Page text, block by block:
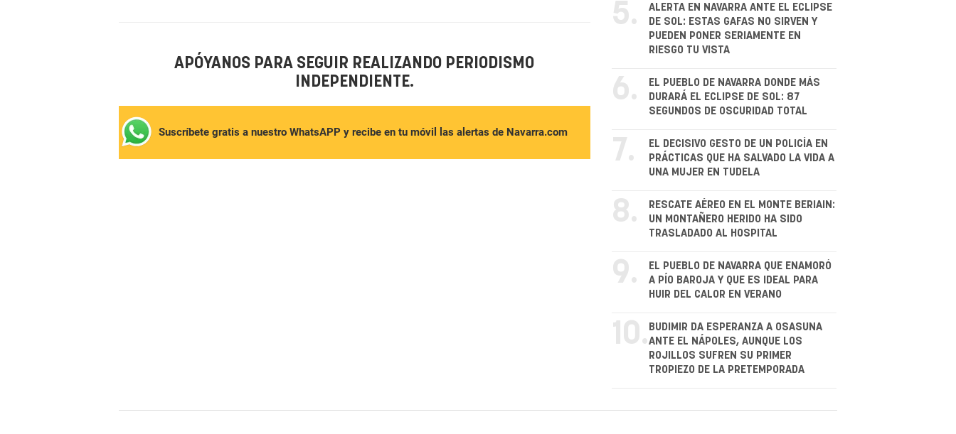
APÓYANOS PARA SEGUIR REALIZANDO PERIODISMO
INDEPENDIENTE.
Suscríbete gratis a nuestro WhatsAPP y recibe en tu móvil las alertas de Navarra.com
5.
ALERTA EN NAVARRA ANTE EL ECLIPSE
DE SOL: ESTAS GAFAS NO SIRVEN Y
PUEDEN PONER SERIAMENTE EN
RIESGO TU VISTA
6.
EL PUEBLO DE NAVARRA DONDE MÁS
DURARÁ EL ECLIPSE DE SOL: 87
SEGUNDOS DE OSCURIDAD TOTAL
7.
EL DECISIVO GESTO DE UN POLICÍA EN
PRÁCTICAS QUE HA SALVADO LA VIDA A
UNA MUJER EN TUDELA
8.
RESCATE AÉREO EN EL MONTE BERIAIN:
UN MONTAÑERO HERIDO HA SIDO
TRASLADADO AL HOSPITAL
9.
EL PUEBLO DE NAVARRA QUE ENAMORÓ
A PÍO BAROJA Y QUE ES IDEAL PARA
HUIR DEL CALOR EN VERANO
10. BUDIMIR DA ESPERANZA A OSASUNA
ANTE EL NÁPOLES, AUNQUE LOS
ROJILLOS SUFREN SU PRIMER
TROPIEZO DE LA PRETEMPORADA